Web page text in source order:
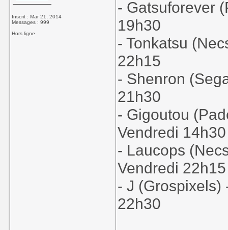
Inscrit : Mar 21, 2014
Messages : 999
Hors ligne
- Gatsuforever
19h30
- Tonkatsu
22h15
- Shenron
21h30
- Gigoutou
Vendredi 14h30
- Laucops
Vendredi 22h15
- J (Grospixels)
22h30